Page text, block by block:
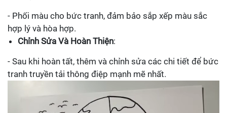
- Phối màu cho bức tranh, đảm bảo sắp xếp màu sắc
hợp lý và hòa hợp.
Chỉnh Sửa Và Hoàn Thiện:
- Sau khi hoàn tất, thêm và chỉnh sửa các chi tiết để bức
tranh truyền tải thông điệp mạnh mẽ nhất.